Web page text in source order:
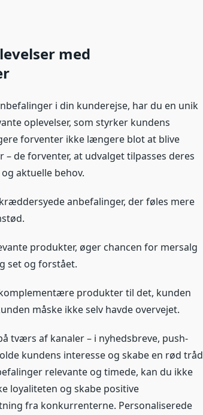
med
i din kunderejse, har du en unik
oplevelser, som styrker kundens
forventer ikke længere blot at blive
de forventer, at udvalget tilpasses deres
aktuelle behov.
anbefalinger, der føles mere
produkter, øger chancen for mersalg
set og forstået.
produkter til det, kunden
måske ikke selv havde overvejet.
tværs af kanaler – i nyhedsbreve, push-
kundens interesse og skabe en rød tråd
relevante og timede, kan du ikke
loyaliteten og skabe positive
fra konkurrenterne. Personaliserede